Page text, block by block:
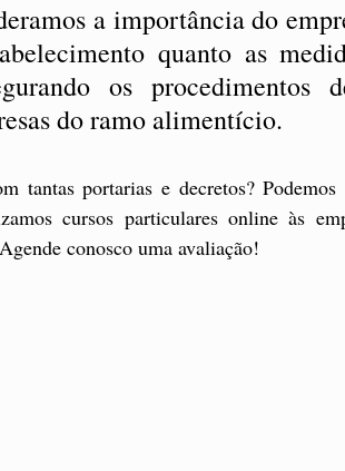
a importância do
quanto as
os procedimentos
do ramo alimentício.
tantas portarias e decretos?
cursos particulares online às
conosco uma avaliação!